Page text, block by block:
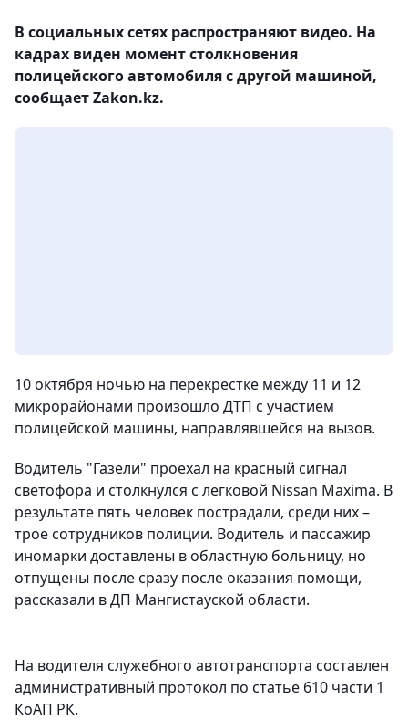
В социальных сетях распространяют видео. На
кадрах виден момент столкновения
полицейского автомобиля с другой машиной,
сообщает Zakon.kz.
10 октября ночью на перекрестке между 11 и 12
микрорайонами произошло ДТП с участием
полицейской машины, направлявшейся на вызов.
Водитель "Газели" проехал на красный сигнал
светофора и столкнулся с легковой Nissan Maxima. В
результате пять человек пострадали, среди них –
трое сотрудников полиции. Водитель и пассажир
иномарки доставлены в областную больницу, но
отпущены после сразу после оказания помощи,
рассказали в ДП Мангистауской области.
На водителя служебного автотранспорта составлен
административный протокол по статье 610 части 1
КоАП РК.